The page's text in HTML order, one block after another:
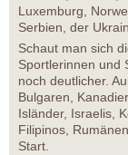
Luxemburg,
Serbien, der
Schaut man sich
Sportlerinnen und
noch deutlicher.
Bulgaren,
Isländer, Israelis,
Filipinos,
Start.